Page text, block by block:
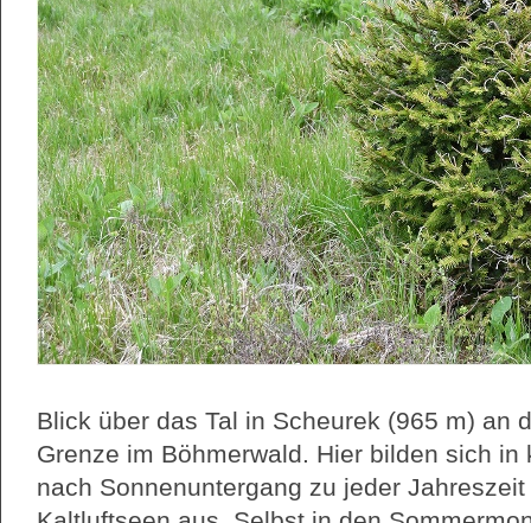
Blick über das Tal in Scheurek (965 m) an
Grenze im Böhmerwald. Hier bilden sich
nach Sonnenuntergang zu jeder